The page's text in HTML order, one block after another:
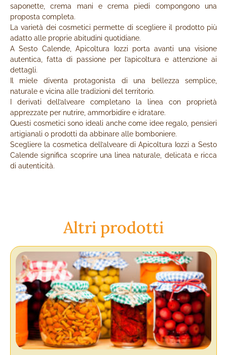
saponette, crema mani e crema piedi compongono una
proposta completa.
La varietà dei cosmetici permette di scegliere il prodotto più
adatto alle proprie abitudini quotidiane.
A Sesto Calende, Apicoltura Iozzi porta avanti una visione
autentica, fatta di passione per l’apicoltura e attenzione ai
dettagli.
Il miele diventa protagonista di una bellezza semplice,
naturale e vicina alle tradizioni del territorio.
I derivati dell’alveare completano la linea con proprietà
apprezzate per nutrire, ammorbidire e idratare.
Questi cosmetici sono ideali anche come idee regalo, pensieri
artigianali o prodotti da abbinare alle bomboniere.
Scegliere la cosmetica dell’alveare di Apicoltura Iozzi a Sesto
Calende significa scoprire una linea naturale, delicata e ricca
di autenticità.
Altri prodotti